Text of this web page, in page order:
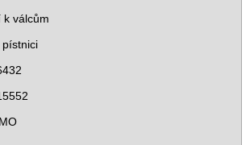
k válcům
pístnici